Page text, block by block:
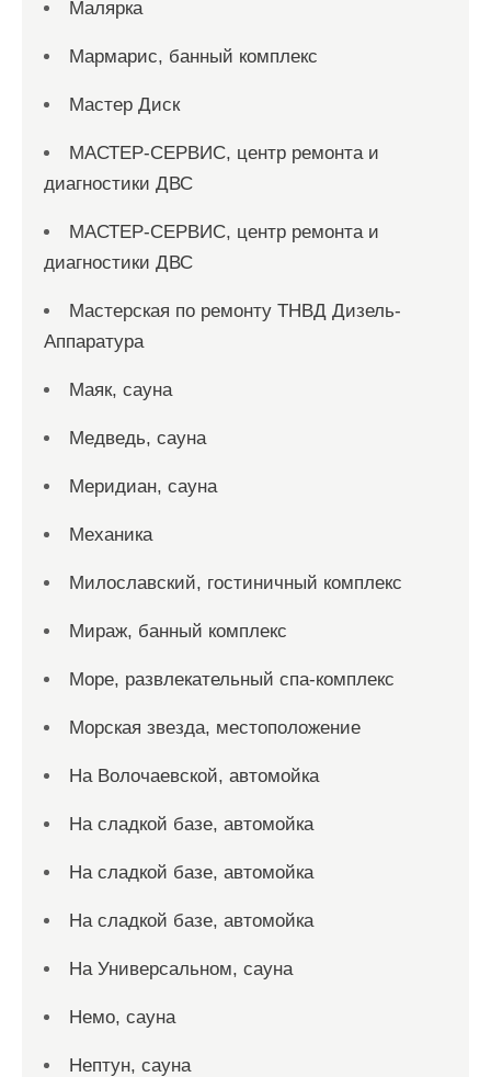
Малярка
Мармарис, банный комплекс
Мастер Диск
МАСТЕР-СЕРВИС, центр ремонта и
диагностики ДВС
МАСТЕР-СЕРВИС, центр ремонта и
диагностики ДВС
Мастерская по ремонту ТНВД Дизель-
Аппаратура
Маяк, сауна
Медведь, сауна
Меридиан, сауна
Механика
Милославский, гостиничный комплекс
Мираж, банный комплекс
Море, развлекательный спа-комплекс
Морская звезда, местоположение
На Волочаевской, автомойка
На сладкой базе, автомойка
На сладкой базе, автомойка
На сладкой базе, автомойка
На Универсальном, сауна
Немо, сауна
Нептун, сауна